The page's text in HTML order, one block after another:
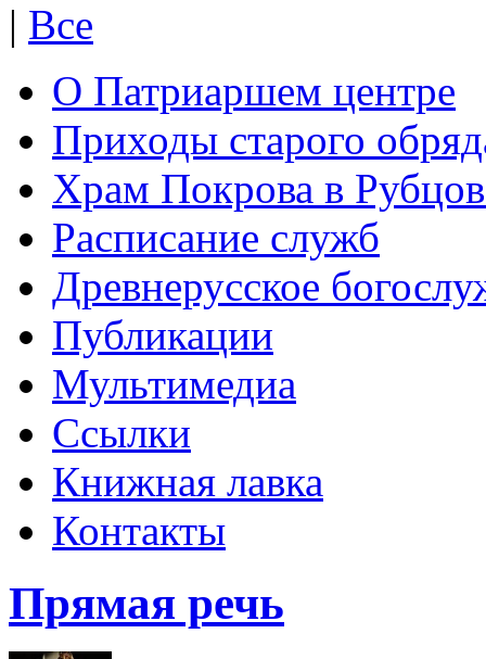
| Все
О Патриаршем центре
Приходы старого
Храм Покрова в
Расписание служб
Древнерусское
Публикации
Мультимедиа
Ссылки
Книжная лавка
Контакты
Прямая речь